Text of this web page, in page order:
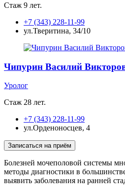
Стаж 9 лет.
+7 (343) 228-11-99
ул.Тверитина, 34/10
Чипурин Василий
Уролог
Стаж 28 лет.
+7 (343) 228-11-99
ул.Орденоносцев, 4
Болезней мочеполовой системы
методы диагностики в
выявить заболевания на ранней